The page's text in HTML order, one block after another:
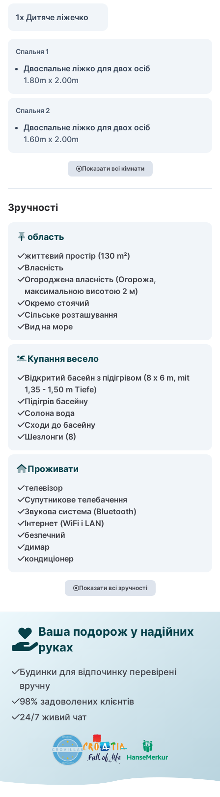
1x Дитяче ліжечко
Спальня 1
Двоспальне ліжко для двох осіб
1.80m x 2.00m
Спальня 2
Двоспальне ліжко для двох осіб
1.60m x 2.00m
Показати всі кімнати
Зручності
область
життєвий простір (130 m²)
Власність
Огороджена власність (Огорожа,
максимальною висотою 2 м)
Окремо стоячий
Сільське розташування
Вид на море
Купання весело
Відкритий басейн з підігрівом (8 x 6 m, mit
1,35 - 1,50 m Tiefe)
Підігрів басейну
Солона вода
Сходи до басейну
Шезлонги (8)
Проживати
телевізор
Супутникове телебачення
Звукова система (Bluetooth)
Інтернет (WiFi і LAN)
безпечний
димар
кондиціонер
Показати всі зручності
Ваша подорож у надійних
руках
Будинки для відпочинку перевірені
вручну
98% задоволених клієнтів
24/7 живий чат